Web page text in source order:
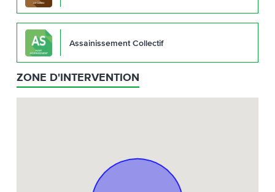
Assainissement Collectif
ZONE D'INTERVENTION